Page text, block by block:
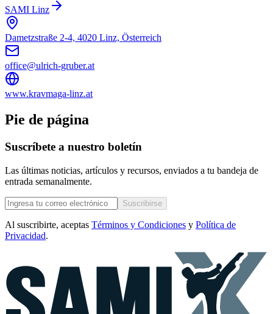
SAMI Linz
Dametzstraße 2-4, 4020 Linz, Österreich
office@ulrich-gruber.at
www.kravmaga-linz.at
Pie de página
Suscríbete a nuestro boletín
Las últimas noticias, artículos y recursos, enviados a tu bandeja de
entrada semanalmente.
Suscribirse
Al suscribirte, aceptas Términos y Condiciones y Política de
Privacidad.